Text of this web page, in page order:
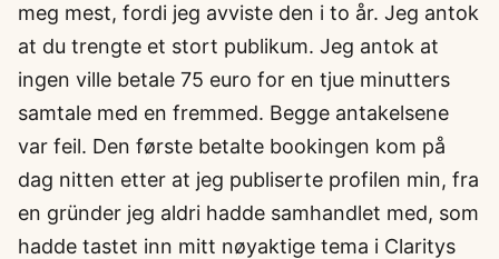
meg mest, fordi jeg avviste den i to år. Jeg antok
at du trengte et stort publikum. Jeg antok at
ingen ville betale 75 euro for en tjue minutters
samtale med en fremmed. Begge antakelsene
var feil. Den første betalte bookingen kom på
dag nitten etter at jeg publiserte profilen min, fra
en gründer jeg aldri hadde samhandlet med, som
hadde tastet inn mitt nøyaktige tema i Claritys